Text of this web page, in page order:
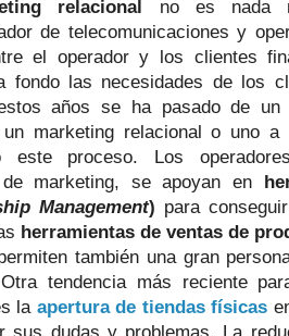
relacional no es nada
de telecomunicaciones y
el operador y los clientes
fondo las necesidades de los
años se ha pasado de un
marketing relacional o uno
este proceso. Los
de marketing, se apoyan en
Management) para
herramientas de ventas de
también una gran
tendencia más reciente
la apertura de tiendas físicas